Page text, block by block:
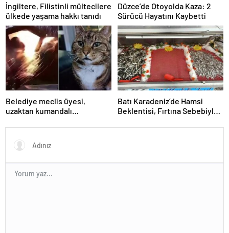
İngiltere, Filistinli mültecilere
ülkede yaşama hakkı tanıdı
Düzce’de Otoyolda Kaza: 2
Sürücü Hayatını Kaybetti
Belediye meclis üyesi,
uzaktan kumandalı
uçurmaya çalıştı
Batı Karadeniz’de Hamsi
Beklentisi, Fırtına Sebebiyle